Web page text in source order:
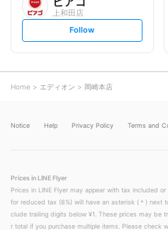
上和田店
s
t
o
w
Follow
Home エディオン 岡崎本店
Notice Help Privacy Policy Terms and
Prices in LINE Flyer
Prices in LINE Flyer may appear with tax included
for reduced tax (8%) will have an asterisk (＊) next
clude trailing digits below ¥1. These prices may be
r total if you purchase multiple items. Please check